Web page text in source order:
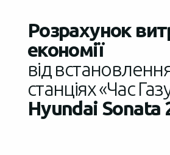
Розрахунок
економії
від
станціях «Час
Hyundai Sonata